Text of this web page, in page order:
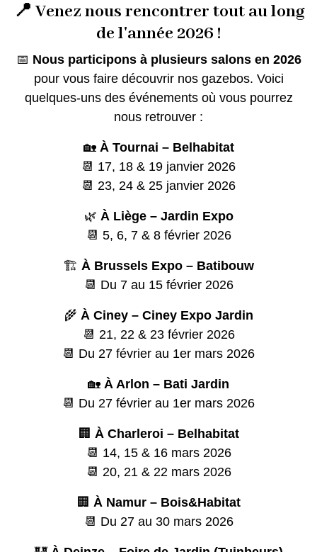
📍 Venez nous rencontrer tout au long
de l'année 2026 !
📅 Nous participons à plusieurs salons en 2026
pour vous faire découvrir nos gazebos. Voici
quelques-uns des événements où vous pourrez
nous retrouver :
🏡 À Tournai – Belhabitat
📆 17, 18 & 19 janvier 2026
📆 23, 24 & 25 janvier 2026
🌿 À Liège – Jardin Expo
📆 5, 6, 7 & 8 février 2026
🏗️ À Brussels Expo – Batibouw
📆 Du 7 au 15 février 2026
🌾 À Ciney – Ciney Expo Jardin
📆 21, 22 & 23 février 2026
📆 Du 27 février au 1er mars 2026
🏡 À Arlon – Bati Jardin
📆 Du 27 février au 1er mars 2026
🏢 À Charleroi – Belhabitat
📆 14, 15 & 16 mars 2026
📆 20, 21 & 22 mars 2026
🏢 À Namur – Bois&Habitat
📆 Du 27 au 30 mars 2026